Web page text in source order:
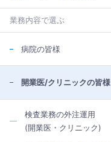
業務内容で選ぶ
病院の皆様
開業医/クリニックの皆様
検査業務の外注運用
(開業医・クリニック)